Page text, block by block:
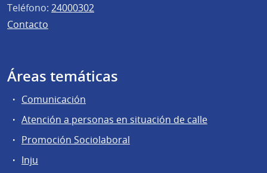
Teléfono: 24000302
Contacto
Áreas temáticas
Comunicación
Atención a personas en situación de calle
Promoción Sociolaboral
Inju